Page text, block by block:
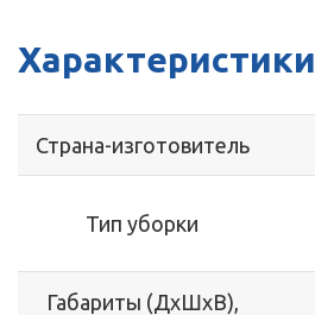
Характеристики
Страна-изготовитель
Тип уборки
Габариты (ДхШхВ),